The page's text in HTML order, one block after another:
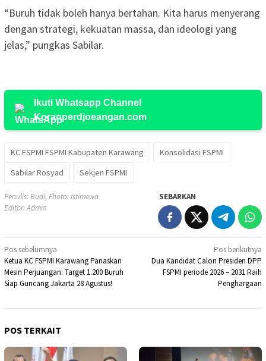
“Buruh tidak boleh hanya bertahan. Kita harus menyerang
dengan strategi, kekuatan massa, dan ideologi yang
jelas,” pungkas Sabilar.
Ikuti Whatsapp Channel
Koranperdjoeangan.com
KC FSPMI FSPMI Kabupaten Karawang
Konsolidasi FSPMI
Sabilar Rosyad
Sekjen FSPMI
Penulis: Budi, Fhoto: Istimewa
Editor: Admin
SEBARKAN
Navigasi
pos
Pos sebelumnya
Ketua KC FSPMI Karawang Panaskan
Mesin Perjuangan: Target 1.200 Buruh
Siap Guncang Jakarta 28 Agustus!
Pos berikutnya
Dua Kandidat Calon Presiden DPP
FSPMI periode 2026 – 2031 Raih
Penghargaan
POS TERKAIT